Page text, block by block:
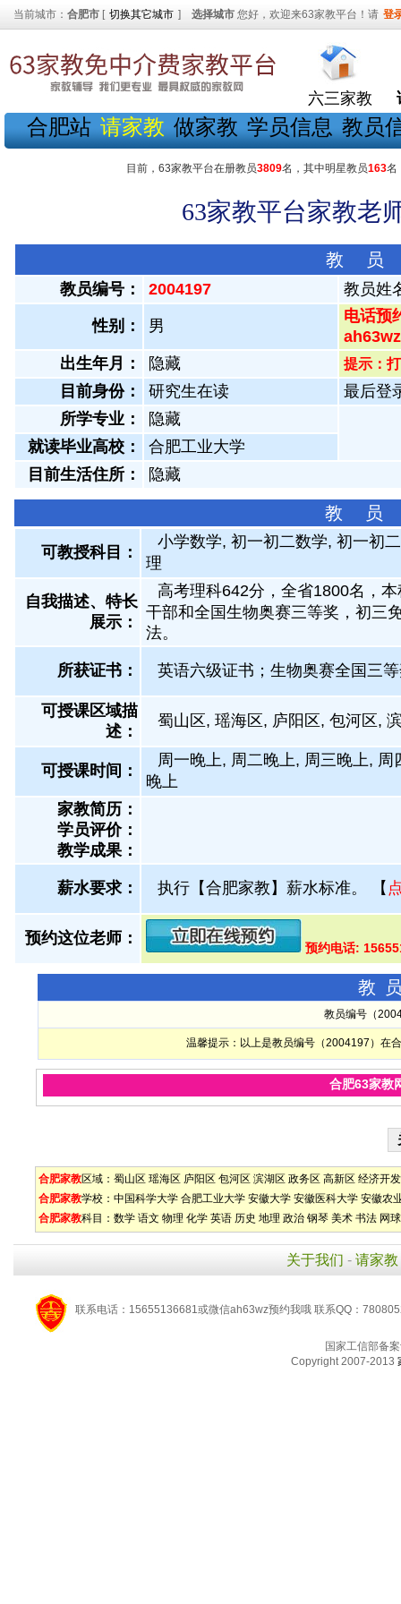
当前城市： 合肥市 [ 切换其它城市 ] 选择城市 您好，欢迎来63家教平台！请 登
六三家教
合肥站 请家教 做家教 学员信息 教员
目前，63家教平台在册教员3809名，其中明星教员163名
63家教平台家教老
教 员
教员编号： 2004197 教员姓
性别： 男
电话预
出生年月：
隐藏 提示：
目前身份： 研究生在读
最后登
所学专业：
隐藏
就读毕业高校：
合肥工业大学
目前生活住所：
隐藏
教 员
可教授科目：
小学数学, 初一初二数学, 初一初
理
自我描述、特长
展示 ：
高考理科642分，全省1800名，
干部和全国生物奥赛三等奖，初三
法。
所获证书 ： 英语六级证书；生物奥赛全国三
可授课区域描
述：
蜀山区, 瑶海区, 庐阳区, 包河区,
可授课时间：
周一晚上, 周二晚上, 周三晚上,
晚上
家教简历：
学员评价：
教学成果：
薪水要求： 执行【合肥家教】薪水标准。 【
预约这位老师：
预约电话:
教
教员编号（
温馨提示：以上是教员编号（2004197）在
合肥63家教
合肥家教区域： 蜀山区 瑶海区 庐阳区 包河区 滨湖区 政务区 高新区 经济开
合肥家教学校： 中国科学大学 合肥工业大学 安徽大学 安徽医科大学 安徽农
合肥家教科目： 数学 语文 物理 化学 英语 历史 地理 政治 钢琴 美术 书法 网球
关于我们 - 请家教
联系电话：15655136681或微信ah63wz预约我哦 联系QQ：
国家工信部备
Copyright 2007-2013